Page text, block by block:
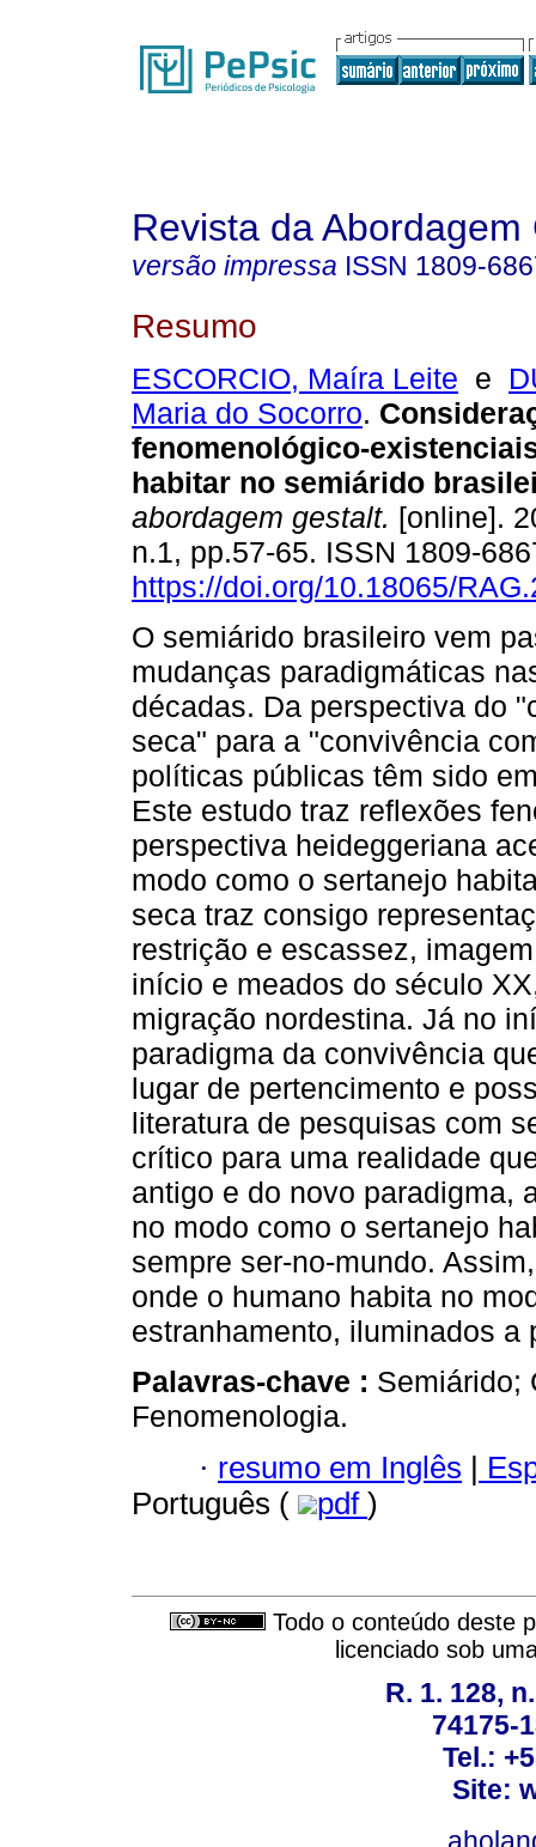
Revista da Abordagem
versão impressa ISSN 1809-
Resumo
ESCORCIO, Maíra Leite e
Maria do Socorro.
fenomenológico-
habitar no semiárido
abordagem gestalt. [online].
n.1, pp.57-65. ISSN 1809-
https://doi.org/10.18065/
O semiárido brasileiro vem
mudanças paradigmáticas
décadas. Da perspectiva do
seca" para a "convivência
políticas públicas têm sido
Este estudo traz reflexões
perspectiva heideggeriana
modo como o sertanejo
seca traz consigo
restrição e escassez,
início e meados do século
migração nordestina. Já no
paradigma da convivência
lugar de pertencimento e
literatura de pesquisas com
crítico para uma realidade
antigo e do novo paradigma,
no modo como o sertanejo
sempre ser-no-mundo.
onde o humano habita no
estranhamento, iluminados a
Palavras-chave : Semiárido;
Fenomenologia.
· resumo em Inglês |
Português (
pdf )
Todo o conteúdo deste
licenciado sob
R. 1. 128,
74175-
Tel.:
Site: